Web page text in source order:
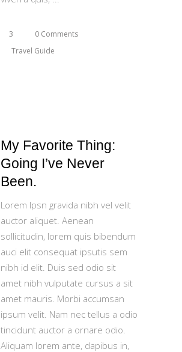
3
0 Comments
Travel Guide
My Favorite Thing:
Going I’ve Never
Been.
Lorem Ipsn gravida nibh vel velit
auctor aliquet. Aenean
sollicitudin, lorem quis bibendum
auci elit consequat ipsutis sem
nibh id elit. Duis sed odio sit
amet nibh vulputate cursus a sit
amet mauris. Morbi accumsan
ipsum velit. Nam nec tellus a odio
tincidunt auctor a ornare odio.
Aliquam lorem ante, dapibus in,